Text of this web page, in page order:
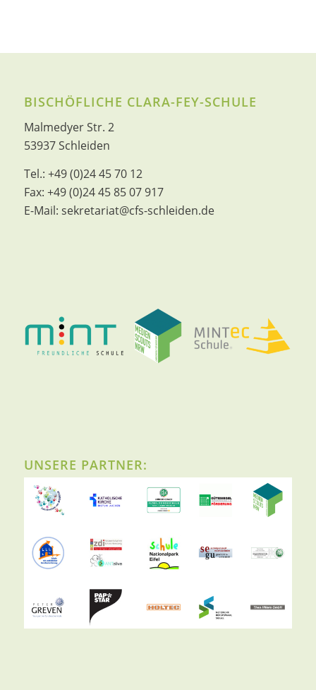
BISCHÖFLICHE CLARA-FEY-SCHULE
Malmedyer Str. 2
53937 Schleiden
Tel.: +49 (0)24 45 70 12
Fax: +49 (0)24 45 85 07 917
E-Mail: sekretariat@cfs-schleiden.de
UNSERE PARTNER: